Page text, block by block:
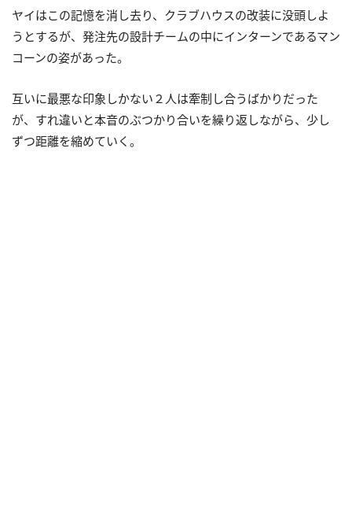
ヤイはこの記憶を消し去り、クラブハウスの改装に没頭しよ
うとするが、発注先の設計チームの中にインターンであるマン
コーンの姿があった。
互いに最悪な印象しかない２人は牽制し合うばかりだった
が、すれ違いと本音のぶつかり合いを繰り返しながら、少し
ずつ距離を縮めていく。